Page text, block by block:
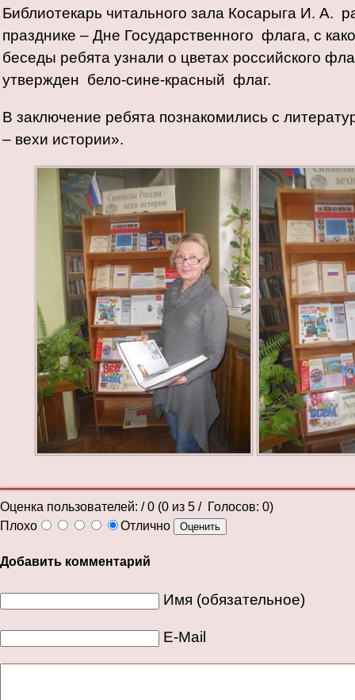
Библиотекарь читального зала Косарыга И. А.
празднике – Дне Государственного флага, с
беседы ребята узнали о цветах российского
утвержден бело-сине-красный флаг.
В заключение ребята познакомились с
– вехи истории».
Оценка пользователей: / 0 (0 из 5 / Голосов: 0)
Плохо
Отлично
Добавить комментарий
Имя (обязательное)
E-Mail